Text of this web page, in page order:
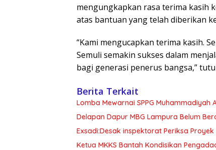
mengungkapkan rasa terima kasih
atas bantuan yang telah diberikan
“Kami mengucapkan terima kasih.
Semuli semakin sukses dalam
bagi generasi penerus bangsa,”
Berita Terkait
Lomba Mewarnai SPPG Muhammadiyah
Delapan Dapur MBG Lampura Belum
Exsadi:Desak inspektorat Periksa Proyek
Ketua MKKS Bantah Kondisikan